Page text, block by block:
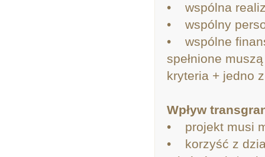
• wspólna
• wspólny
• wspólne
spełnione
kryteria + jedno
Wpływ
• projekt musi
• korzyść z